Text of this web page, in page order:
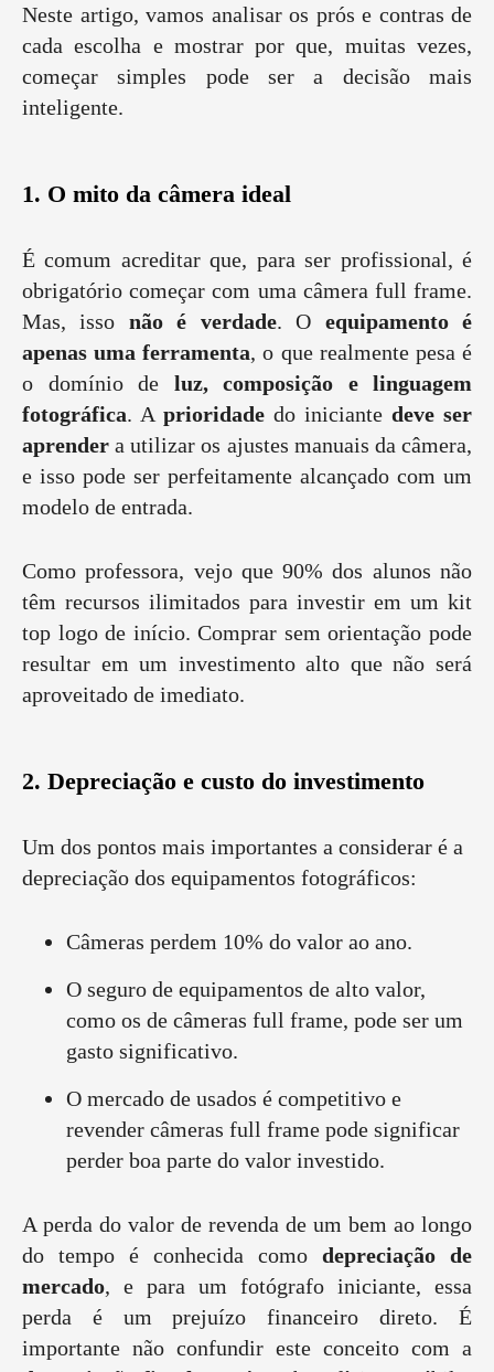
Neste artigo, vamos analisar os prós e contras de
cada escolha e mostrar por que, muitas vezes,
começar simples pode ser a decisão mais
inteligente.
1. O mito da câmera ideal
É comum acreditar que, para ser profissional, é
obrigatório começar com uma câmera full frame.
Mas, isso não é verdade. O equipamento é
apenas uma ferramenta, o que realmente pesa é
o domínio de luz, composição e linguagem
fotográfica. A prioridade do iniciante deve ser
aprender a utilizar os ajustes manuais da câmera,
e isso pode ser perfeitamente alcançado com um
modelo de entrada.
Como professora, vejo que 90% dos alunos não
têm recursos ilimitados para investir em um kit
top logo de início. Comprar sem orientação pode
resultar em um investimento alto que não será
aproveitado de imediato.
2. Depreciação e custo do investimento
Um dos pontos mais importantes a considerar é a
depreciação dos equipamentos fotográficos:
Câmeras perdem 10% do valor ao ano.
O seguro de equipamentos de alto valor,
como os de câmeras full frame, pode ser um
gasto significativo.
O mercado de usados é competitivo e
revender câmeras full frame pode significar
perder boa parte do valor investido.
A perda do valor de revenda de um bem ao longo
do tempo é conhecida como depreciação de
mercado, e para um fotógrafo iniciante, essa
perda é um prejuízo financeiro direto. É
importante não confundir este conceito com a